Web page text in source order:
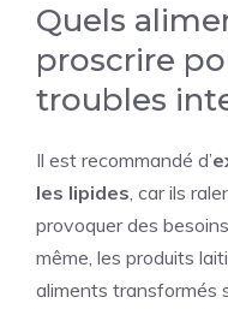
Quels
proscrire
troubles
Il est recommandé d’
les lipides, car ils
provoquer des
même, les produits
aliments transformés